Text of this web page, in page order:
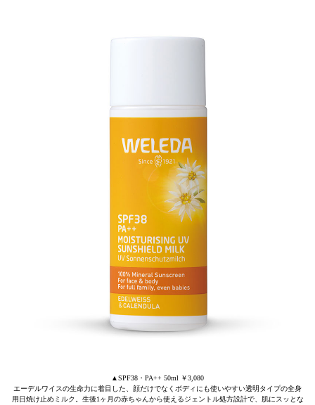
▲SPF38・PA++ 50ml ￥3,080
エーデルワイスの生命力に着目した、顔だけでなくボディにも使いやすい透明タイプの全身
用日焼け止めミルク。生後1ヶ月の赤ちゃんから使えるジェントル処方設計で、肌にスッとな